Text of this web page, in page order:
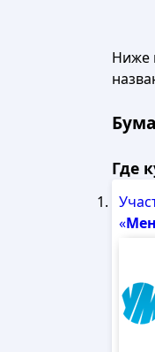
Ниже
Где
«